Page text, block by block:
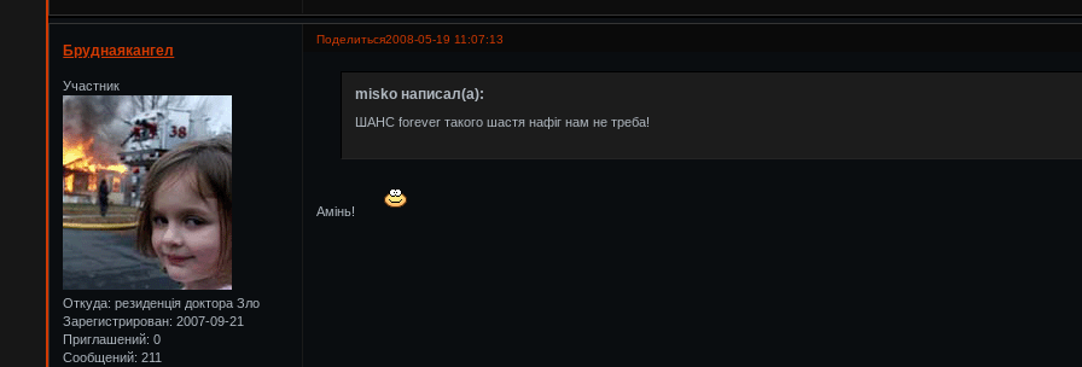
Поделиться2008-05-19 11:07:13
Бруднаякангел
Участник
Откуда: резиденція доктора Зло
Зарегистрирован: 2007-09-21
Приглашений: 0
Сообщений: 211
misko написал(а):
ШАНС forever такого шастя нафіг нам не треба!
Амінь!